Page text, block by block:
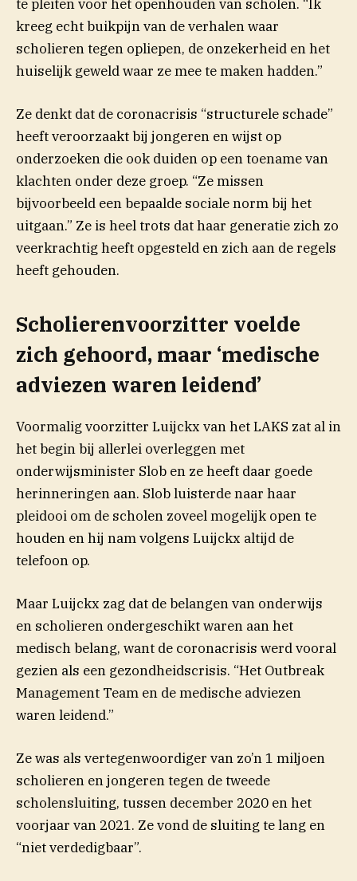
te pleiten voor het openhouden van scholen. “Ik
kreeg echt buikpijn van de verhalen waar
scholieren tegen opliepen, de onzekerheid en het
huiselijk geweld waar ze mee te maken hadden.”
Ze denkt dat de coronacrisis “structurele schade”
heeft veroorzaakt bij jongeren en wijst op
onderzoeken die ook duiden op een toename van
klachten onder deze groep. “Ze missen
bijvoorbeeld een bepaalde sociale norm bij het
uitgaan.” Ze is heel trots dat haar generatie zich zo
veerkrachtig heeft opgesteld en zich aan de regels
heeft gehouden.
Scholierenvoorzitter voelde
zich gehoord, maar ‘medische
adviezen waren leidend’
Voormalig voorzitter Luijckx van het LAKS zat al in
het begin bij allerlei overleggen met
onderwijsminister Slob en ze heeft daar goede
herinneringen aan. Slob luisterde naar haar
pleidooi om de scholen zoveel mogelijk open te
houden en hij nam volgens Luijckx altijd de
telefoon op.
Maar Luijckx zag dat de belangen van onderwijs
en scholieren ondergeschikt waren aan het
medisch belang, want de coronacrisis werd vooral
gezien als een gezondheidscrisis. “Het Outbreak
Management Team en de medische adviezen
waren leidend.”
Ze was als vertegenwoordiger van zo’n 1 miljoen
scholieren en jongeren tegen de tweede
scholensluiting, tussen december 2020 en het
voorjaar van 2021. Ze vond de sluiting te lang en
“niet verdedigbaar”.